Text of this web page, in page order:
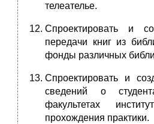
телеателье.
Спроектировать и
передачи книг из
фонды различных
Спроектировать и
сведений о
факультетах
прохождения практики.